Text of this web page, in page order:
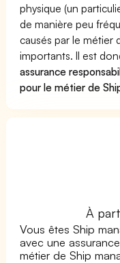
physique (un
de manière peu
causés par le métier
importants. Il est
assurance
pour le métier de
À
Vous êtes Ship
avec une
métier de Ship